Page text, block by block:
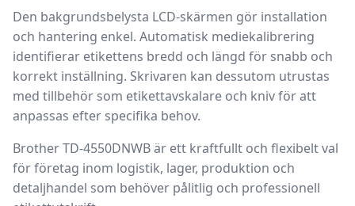
Den bakgrundsbelysta LCD-skärmen gör installation
och hantering enkel. Automatisk mediekalibrering
identifierar etikettens bredd och längd för snabb och
korrekt inställning. Skrivaren kan dessutom utrustas
med tillbehör som etikettavskalare och kniv för att
anpassas efter specifika behov.
Brother TD-4550DNWB är ett kraftfullt och flexibelt val
för företag inom logistik, lager, produktion och
detaljhandel som behöver pålitlig och professionell